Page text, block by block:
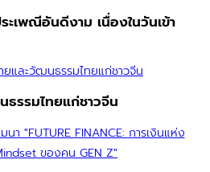
เพณีอันดีงาม เนื่องในวันเข้า
ธรรมไทยแก่ชาวจีน